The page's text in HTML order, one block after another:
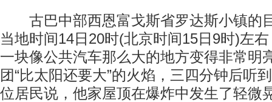
古巴中部西恩富戈斯省罗达斯小镇的
当地时间14日20时(北京时间15日9时)左
一块像公共汽车那么大的地方变得非常明
团“比太阳还要大”的火焰，三四分钟后听
位居民说，他家屋顶在爆炸中发生了轻微